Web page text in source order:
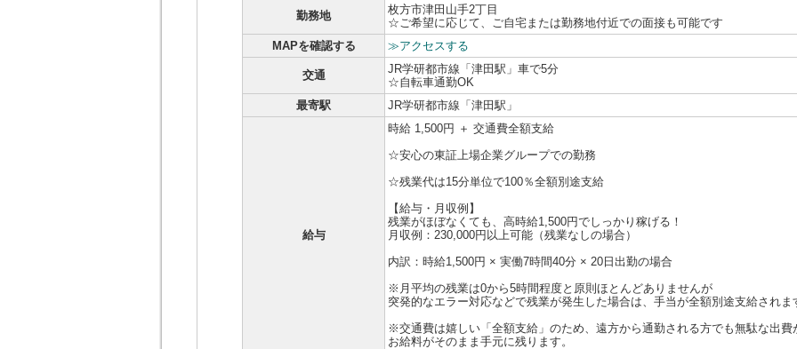
勤務地
枚方市津田山手2丁目
☆ご希望に応じて、ご自宅または勤務地付近での面接も可能です
MAPを確認する
≫アクセスする
交通
JR学研都市線「津田駅」車で5分
☆自転車通勤OK
最寄駅
JR学研都市線「津田駅」
給与
時給 1,500円 ＋ 交通費全額支給
☆安心の東証上場企業グループでの勤務
☆残業代は15分単位で100％全額別途支給
【給与・月収例】
残業がほぼなくても、高時給1,500円でしっかり稼げる！
月収例：230,000円以上可能（残業なしの場合）
内訳：時給1,500円 × 実働7時間40分 × 20日出勤の場合
※月平均の残業は0から5時間程度と原則ほとんどありませんが
突発的なエラー対応などで残業が発生した場合は、手当が全額別途支給されま
※交通費は嬉しい「全額支給」のため、遠方から通勤される方でも無駄な出費
お給料がそのまま手元に残ります。